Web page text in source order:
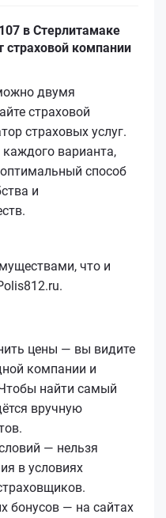
в Стерлитамаке
страховой компании
двумя
страховой
страховых услуг.
варианта,
способ
и
что и
цены — вы видите
компании и
найти самый
вручную
— нельзя
в условиях
бонусов — на сайтах